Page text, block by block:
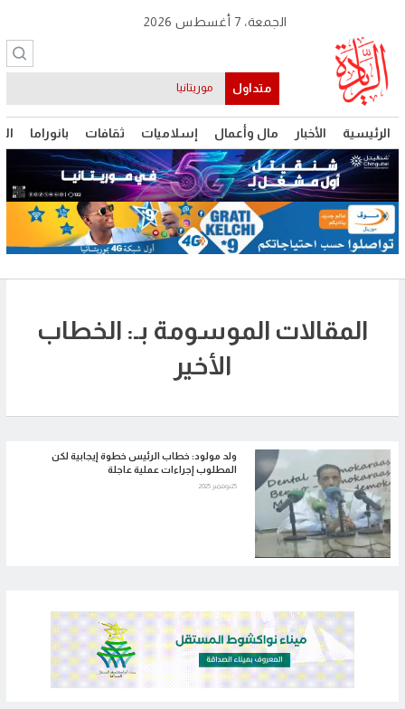
الرئيسية الأخبار مال وأعمال إسلاميات ثقافات بانوراما
الجمعة، 7 أغسطس 2026
متداول موريتانيا
المقالات الموسومة بـ: الخطاب
الأخير
ولد مولود: خطاب الرئيس خطوة إيجابية لكن
المطلوب إجراءات عملية عاجلة
25 نوفمبر 2025